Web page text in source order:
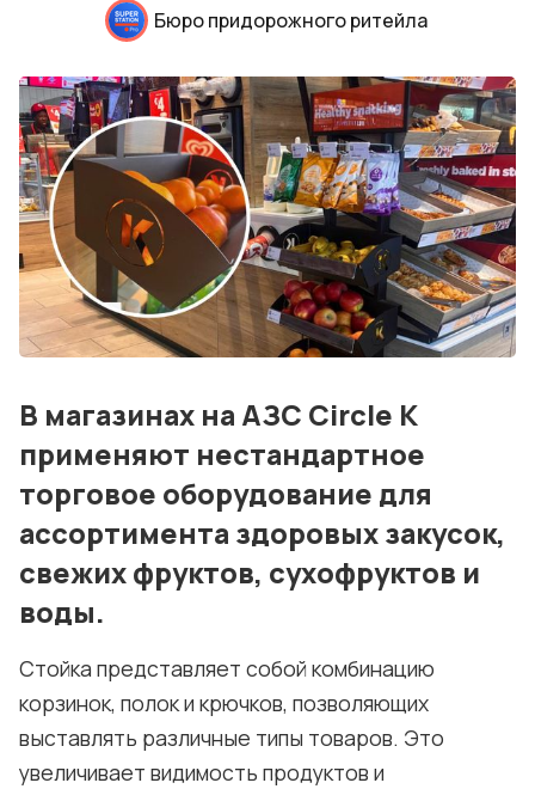
Консалтинг и обучение
Блог
События
Контакты
Лучшие АЗС мира
Видео
Подписка
Политика конфиденциальности и cookie
Бюро придорожного ритейла
В магазинах на АЗС Circle K
применяют нестандартное
торговое оборудование для
ассортимента здоровых закусок,
свежих фруктов, сухофруктов и
воды.
Стойка представляет собой комбинацию
корзинок, полок и крючков, позволяющих
выставлять различные типы товаров. Это
увеличивает видимость продуктов и